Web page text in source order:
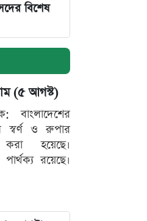
বিশেষ
(৫ আগস্ট)
বাংলাদেশের
স্বর্ণ ও রুপার
হয়েছে।
রয়েছে।